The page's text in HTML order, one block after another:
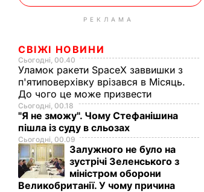
РЕКЛАМА
СВІЖІ НОВИНИ
Сьогодні, 00.40
Уламок ракети SpaceX заввишки з
п'ятиповерхівку врізався в Місяць.
До чого це може призвести
Сьогодні, 00.18
"Я не зможу". Чому Стефанішина
пішла із суду в сльозах
Сьогодні, 00.09
Залужного не було на
зустрічі Зеленського з
міністром оборони
Великобританії. У чому причина